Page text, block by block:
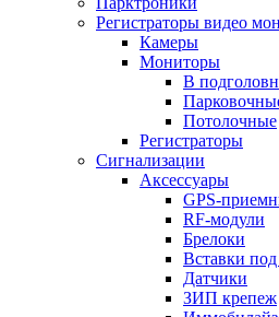
Регистраторы видео
Камеры
Мониторы
В
Потолочные
Регистраторы
Сигнализации
Аксессуары
GPS-
RF-модули
Брелоки
Вставки
Датчики
ЗИП крепеж